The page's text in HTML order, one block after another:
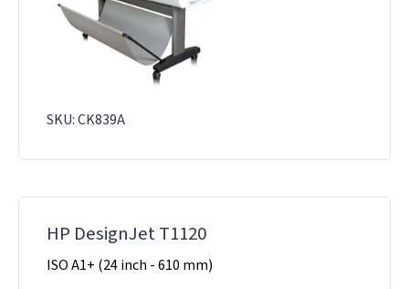
SKU: CK839A
HP DesignJet T1120
ISO A1+ (24 inch - 610 mm)